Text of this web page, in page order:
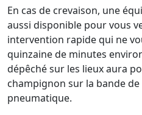
En cas de crevaison, une
aussi disponible pour vous
intervention rapide qui ne
quinzaine de minutes
dépêché sur les lieux aura
champignon sur la bande
pneumatique.